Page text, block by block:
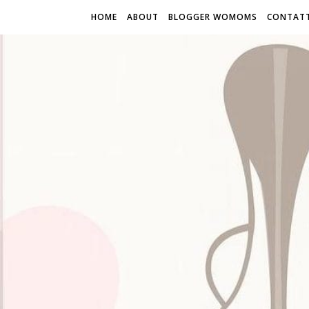
HOME ABOUT BLOGGER WOMOMS